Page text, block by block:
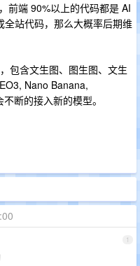
前端 90%以上的代码都是 AI
站代码，那么大概率后期维
包含文生图、图生图、文生
Nano Banana,
断的接入新的模型。
1